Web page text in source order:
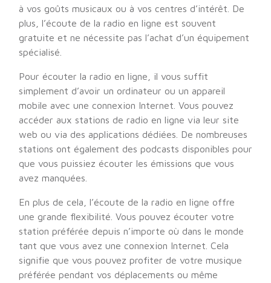
à vos goûts musicaux ou à vos centres d’intérêt. De
plus, l’écoute de la radio en ligne est souvent
gratuite et ne nécessite pas l’achat d’un équipement
spécialisé.
Pour écouter la radio en ligne, il vous suffit
simplement d’avoir un ordinateur ou un appareil
mobile avec une connexion Internet. Vous pouvez
accéder aux stations de radio en ligne via leur site
web ou via des applications dédiées. De nombreuses
stations ont également des podcasts disponibles pour
que vous puissiez écouter les émissions que vous
avez manquées.
En plus de cela, l’écoute de la radio en ligne offre
une grande flexibilité. Vous pouvez écouter votre
station préférée depuis n’importe où dans le monde
tant que vous avez une connexion Internet. Cela
signifie que vous pouvez profiter de votre musique
préférée pendant vos déplacements ou même